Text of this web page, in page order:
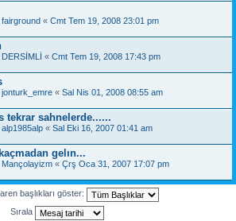
fairground « Cmt Tem 19, 2008 23:01 pm
DERSİMLİ « Cmt Tem 19, 2008 17:43 pm
jonturk_emre « Sal Nis 01, 2008 08:55 am
tekrar sahnelerde......
alp1985alp « Sal Eki 16, 2007 01:41 am
gelın...
Mançolayizm « Çrş Oca 31, 2007 17:07 pm
başlıkları göster:
Sırala